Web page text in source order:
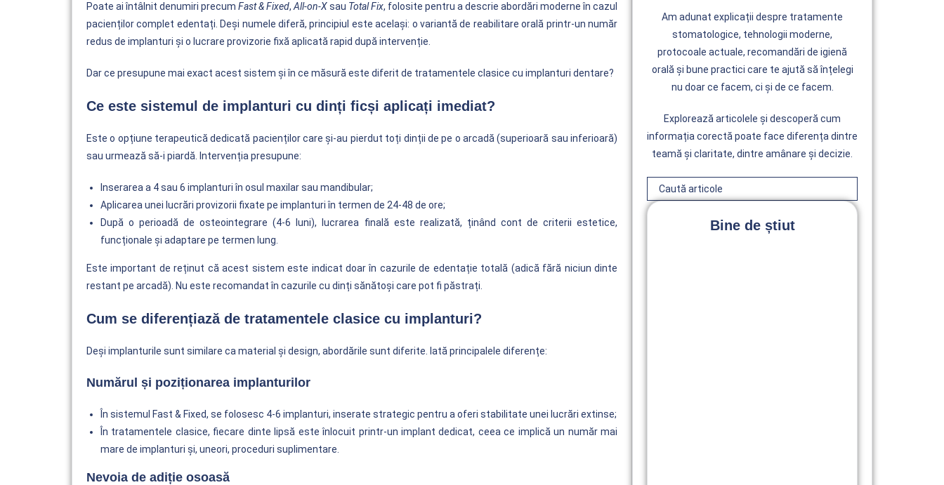
Poate ai întâlnit denumiri precum Fast & Fixed, All-on-Xsau Total Fix, folosite pentru a descrie abordări moderne în cazul
pacienților complet edentați. Deși numele diferă, principiul este același: o variantă de reabilitare orală printr-un număr
redus de implanturi și o lucrare provizorie fixă aplicată rapid după intervenție.
Dar ce presupune mai exact acest sistem și în ce măsură este diferit de tratamentele clasice cu implanturi dentare?
Ce este sistemul de implanturi cu dinți ficși aplicați imediat?
Este o opțiune terapeutică dedicată pacienților care și-au pierdut toți dinții de pe o arcadă (superioară sau inferioară)
sau urmează să-i piardă. Intervenția presupune:
Inserarea a 4 sau 6 implanturi în osul maxilar sau mandibular;
Aplicarea unei lucrări provizorii fixate pe implanturi în termen de 24-48 de ore;
După o perioadă de osteointegrare (4-6 luni), lucrarea finală este realizată, ținând cont de criterii estetice,
funcționale și adaptare pe termen lung.
Este important de reținut că acest sistem este indicat doar în cazurile de edentație totală (adică fără niciun dinte
restant pe arcadă). Nu este recomandat în cazurile cu dinți sănătoși care pot fi păstrați.
Cum se diferențiază de tratamentele clasice cu implanturi?
Deși implanturile sunt similare ca material și design, abordările sunt diferite. Iată principalele diferențe:
Numărul și poziționarea implanturilor
În sistemul Fast & Fixed, se folosesc 4-6 implanturi, inserate strategic pentru a oferi stabilitate unei lucrări extinse;
În tratamentele clasice, fiecare dinte lipsă este înlocuit printr-un implant dedicat, ceea ce implică un număr mai
mare de implanturi și, uneori, proceduri suplimentare.
Nevoia de adiție osoasă
Am adunat explicații despre tratamente
stomatologice, tehnologii moderne,
protocoale actuale, recomandări de igienă
orală și bune practici care te ajută să înțelegi
nu doar ce facem, ci și de ce facem.
Explorează articolele și descoperă cum
informația corectă poate face diferența dintre
teamă și claritate, dintre amânare și decizie.
Bine de știut